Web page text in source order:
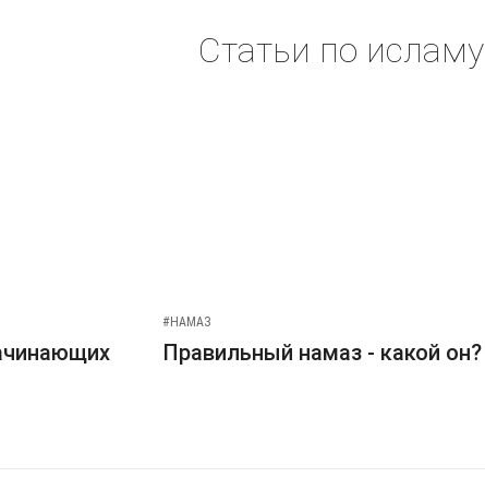
Статьи по исламу
#НАМАЗ
Правильный намаз - какой он?